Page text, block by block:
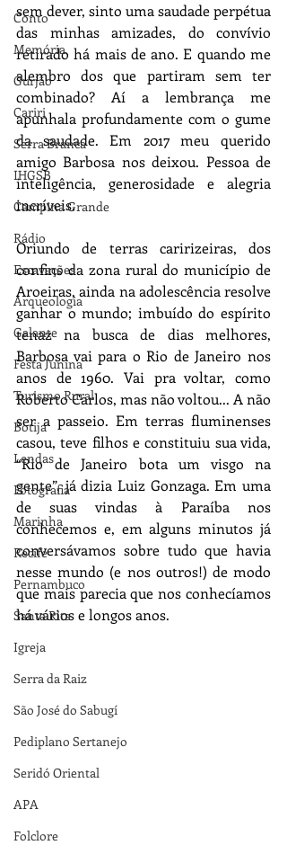
Conto
Memória
Gurjão
Cariri
Serra Branca
IHGSB
Campina Grande
Rádio
Escavações
Arqueologia
Galante
Festa Junina
Turismo Rural
Botija
Lendas
Fotografia
Marinha
Recife
Pernambuco
Santa Rita
Igreja
Serra da Raiz
São José do Sabugí
Pediplano Sertanejo
Seridó Oriental
APA
Folclore
sem dever, sinto uma saudade perpétua
das minhas amizades, do convívio
retirado há mais de ano. E quando me
alembro dos que partiram sem ter
combinado? Aí a lembrança me
apunhala profundamente com o gume
da saudade. Em 2017 meu querido
amigo Barbosa nos deixou. Pessoa de
inteligência, generosidade e alegria
incríveis.
Oriundo de terras caririzeiras, dos
confins da zona rural do município de
Aroeiras, ainda na adolescência resolve
ganhar o mundo; imbuído do espírito
tenaz na busca de dias melhores,
Barbosa vai para o Rio de Janeiro nos
anos de 1960. Vai pra voltar, como
Roberto Carlos, mas não voltou... A não
ser a passeio. Em terras fluminenses
casou, teve filhos e constituiu sua vida,
“Rio de Janeiro bota um visgo na
gente”, já dizia Luiz Gonzaga. Em uma
de suas vindas à Paraíba nos
conhecemos e, em alguns minutos já
conversávamos sobre tudo que havia
nesse mundo (e nos outros!) de modo
que mais parecia que nos conhecíamos
há vários e longos anos.